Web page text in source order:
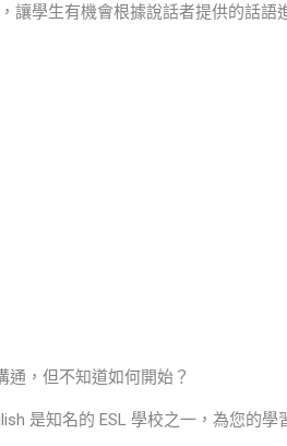
讓學生有機會根據說話者提供的話語
，但不知道如何開始？
是知名的 ESL 學校之一，為您的學